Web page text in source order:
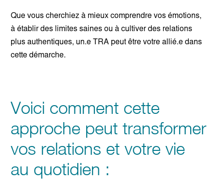
Que vous cherchiez à mieux comprendre vos émotions,
à établir des limites saines ou à cultiver des relations
plus authentiques, un.e TRA peut être votre allié.e dans
cette démarche.
Voici comment cette
approche peut transformer
vos relations et votre vie
au quotidien :